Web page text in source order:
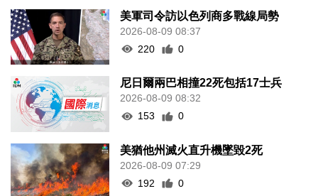
美軍司令訪以色列商多戰線局勢
2026-08-09 08:37
220
0
尼日爾兩巴相撞22死包括17士兵
2026-08-09 08:32
153
0
美猶他州滅火直升機墜毀2死
2026-08-09 07:29
192
0